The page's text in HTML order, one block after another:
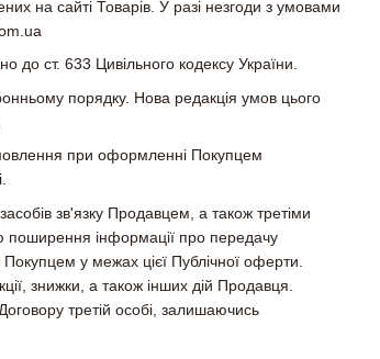
на сайті Товарів. У разі незгоди з умовами
до ст. 633 Цивільного кодексу України.
порядку. Нова редакція умов цього
при оформленні Покупцем
зв'язку Продавцем, а також третіми
поширення інформації про передачу
у межах цієї Публічної оферти.
знижки, а також інших дій Продавця.
третій особі, залишаючись